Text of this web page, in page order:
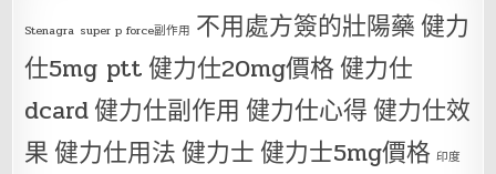
Stenagra super p force副作用 不用處方簽的壯陽藥健力
仕5mg ptt健力仕20mg價格健力仕
dcard健力仕副作用 健力仕心得健力仕效
果健力仕用法健力士健力士5mg價格 印度